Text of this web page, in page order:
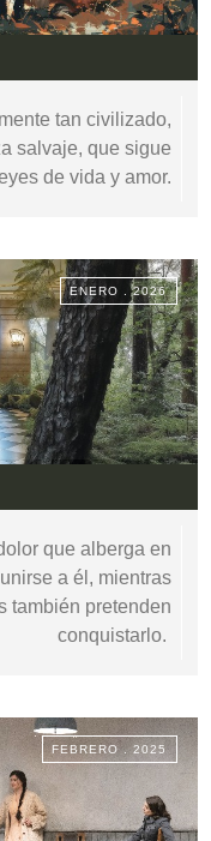
tan civilizado,
salvaje, que sigue
de vida y amor.
ENERO . 2026
que alberga en
a él, mientras
también pretenden
conquistarlo.
FEBRERO . 2025